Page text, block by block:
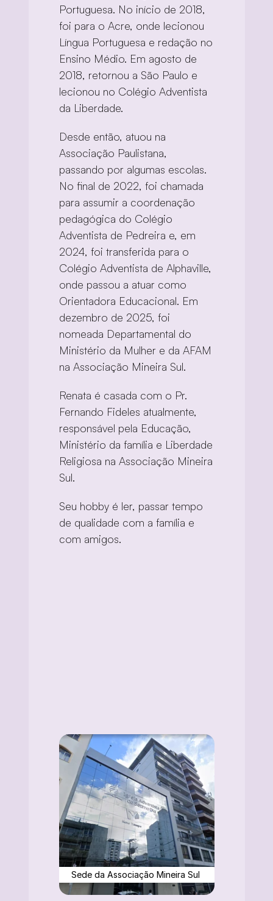
Portuguesa. No início de 2018,
foi para o Acre, onde lecionou
Língua Portuguesa e redação no
Ensino Médio. Em agosto de
2018, retornou a São Paulo e
lecionou no Colégio Adventista
da Liberdade.
Desde então, atuou na
Associação Paulistana,
passando por algumas escolas.
No final de 2022, foi chamada
para assumir a coordenação
pedagógica do Colégio
Adventista de Pedreira e, em
2024, foi transferida para o
Colégio Adventista de Alphaville,
onde passou a atuar como
Orientadora Educacional. Em
dezembro de 2025, foi
nomeada Departamental do
Ministério da Mulher e da AFAM
na Associação Mineira Sul.
Renata é casada com o Pr.
Fernando Fideles atualmente,
responsável pela Educação,
Ministério da família e Liberdade
Religiosa na Associação Mineira
Sul.
Seu hobby é ler, passar tempo
de qualidade com a família e
com amigos.
Sede da Associação Mineira Sul